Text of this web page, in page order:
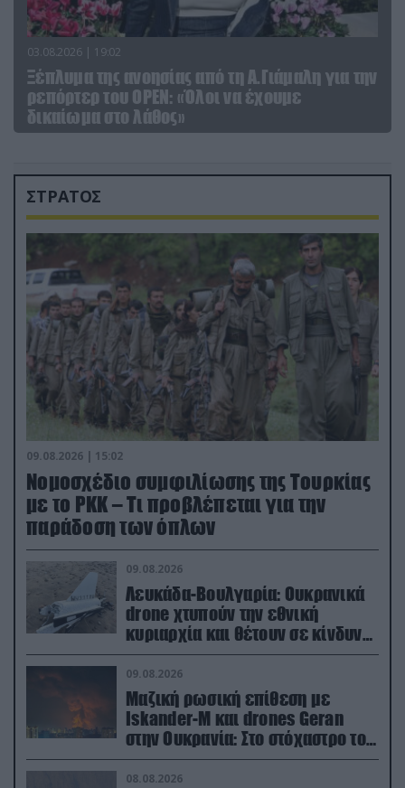
03.08.2026 | 19:02
Ξέπλυμα της ανοησίας από τη Α.Γιάμαλη για την
ρεπόρτερ του ΟΡΕΝ: «Όλοι να έχουμε
δικαίωμα στο λάθος»
ΣΤΡΑΤΟΣ
09.08.2026 | 15:02
Νομοσχέδιο συμφιλίωσης της Τουρκίας
με το ΡΚΚ – Τι προβλέπεται για την
παράδοση των όπλων
09.08.2026
Λευκάδα-Βουλγαρία: Ουκρανικά
drone χτυπούν την εθνική
κυριαρχία και θέτουν σε κίνδυνο
οικονομίες χωρών του ΝΑΤΟ
09.08.2026
Μαζική ρωσική επίθεση με
Iskander-M και drones Geran
στην Ουκρανία: Στο στόχαστρο το
εργοστάσιο των Flamingo
08.08.2026